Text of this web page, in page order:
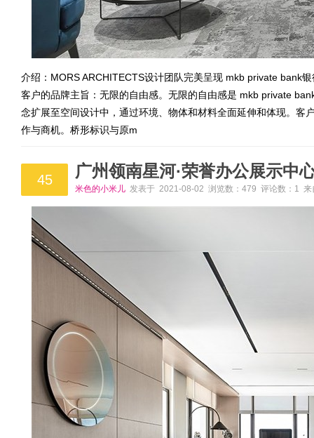
介绍：MORS ARCHITECTS设计团队完美呈现 mkb private bank
客户的品牌主旨：无限的自由感。无限的自由感是 mkb private
念扩展至空间设计中，通过环境、物体和材料全面延伸和体现。客
作与商机。桥形标识与原m
45 广州领南星河·荣誉办公展示中
米色的小米儿 发表于 2021-08-02 浏览数：479 评论数：1